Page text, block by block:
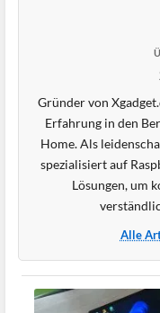
Gründer von
Erfahrung in den
Home. Als
spezialisiert auf
Lösungen, um
Alle